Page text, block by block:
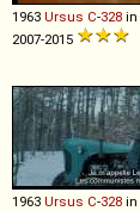
1963 Ursus C-328 in
2007-2015
1963 Ursus C-328 in